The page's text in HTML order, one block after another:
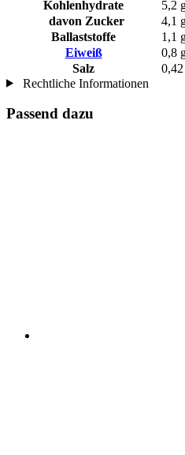
Kohlenhydrate
5,2
davon Zucker
4,1
Ballaststoffe
1,1
Eiweiß
0,8
Salz
Rechtliche Informationen
Passend dazu